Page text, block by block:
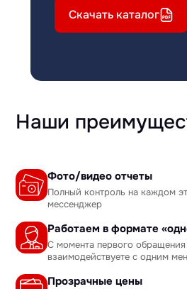
Скачать каталог
Наши
Фото/видео отчеты
Полный контроль на каждом
мессенджер
Работаем в формате
С момента первого
взаимодействуете с одним
Прозрачные цены